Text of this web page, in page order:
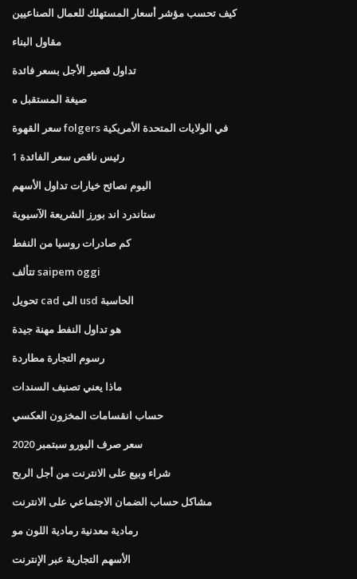
كيف تحسب مؤشر أسعار المستهلك للعمال الصناعيين
مقاول البناء
تداول قصير الأجل بسعر فائدة
صيغة المستقبل ه
سعر القهوة folgers في الولايات المتحدة الأمريكية
رئيس ناقص سعر الفائدة 1
اليوم نصائح خيارات تداول الأسهم
ستاندرد اند بورز الشريعة الآسيوية
كم صادرات روسيا من النفط
تتألف saipem oggi
تحويل cad الى usd الحاسبة
هو تداول النفط مهنة جيدة
رسوم التجارة مطاردة
ماذا يعني تصنيف السندات
حساب انقسامات المخزون العكسي
سعر صرف اليورو سبتمبر 2020
شراء وبيع على الانترنت من أجل الربح
مشاكل حساب الضمان الاجتماعي على الانترنت
رمادية معدنية رمادية اللون مو
الأسهم التجارية عبر الإنترنت